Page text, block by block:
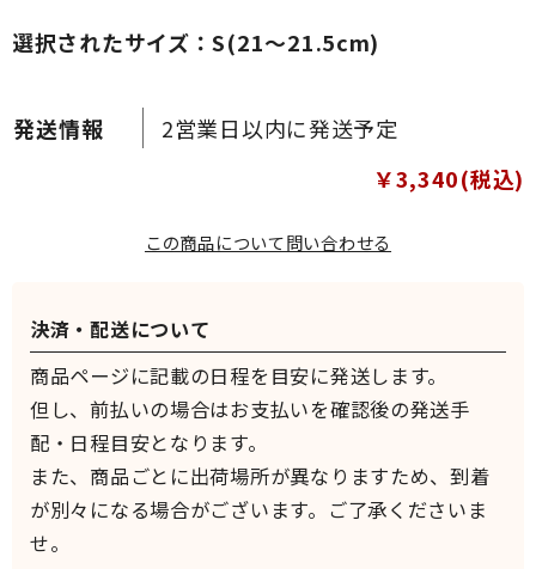
￥3,340(税込)
2営業日以内に発送予定
選択されたサイズ：S(21～21.5cm)
この商品について問い合わせる
決済・配送について
商品ページに記載の日程を目安に発送します。
但し、前払いの場合はお支払いを確認後の発送手
配・日程目安となります。
また、商品ごとに出荷場所が異なりますため、到着
が別々になる場合がございます。ご了承くださいま
せ。